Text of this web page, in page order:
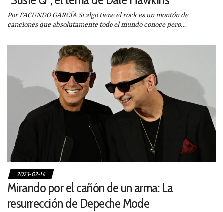
Por FACUNDO GARCÍA Si algo tiene el rock es un montón de
canciones que absolutamente todo el mundo conoce pero…
2023-02-16
Mirando por el cañón de un arma: La
resurrección de Depeche Mode